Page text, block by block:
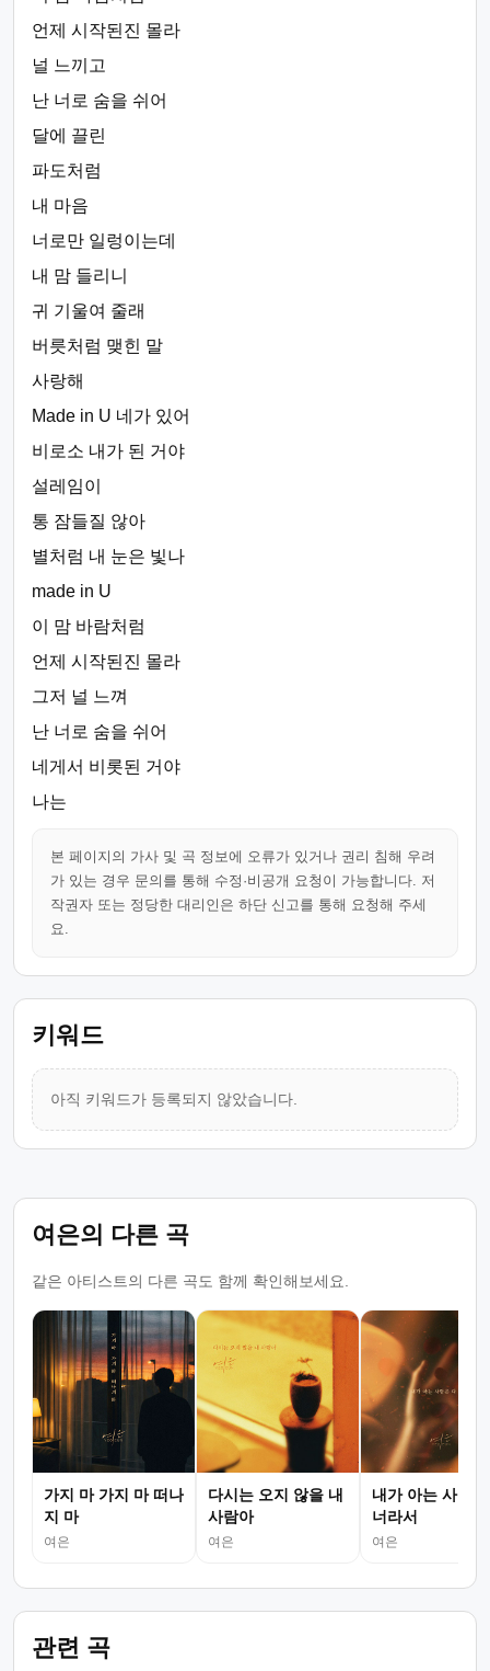
언제 시작된진 몰라
널 느끼고
난 너로 숨을 쉬어
달에 끌린
파도처럼
내 마음
너로만 일렁이는데
내 맘 들리니
귀 기울여 줄래
버릇처럼 맺힌 말
사랑해
Made in U 네가 있어
비로소 내가 된 거야
설레임이
통 잠들질 않아
별처럼 내 눈은 빛나
made in U
이 맘 바람처럼
언제 시작된진 몰라
그저 널 느껴
난 너로 숨을 쉬어
네게서 비롯된 거야
나는
본 페이지의 가사 및 곡 정보에 오류가 있거나 권리 침해 우려
가 있는 경우 문의를 통해 수정·비공개 요청이 가능합니다. 저
작권자 또는 정당한 대리인은 하단 신고를 통해 요청해 주세
요.
키워드
아직 키워드가 등록되지 않았습니다.
여은의 다른 곡
같은 아티스트의 다른 곡도 함께 확인해보세요.
가지 마 가지 마 떠나
지 마
여은
다시는 오지 않을 내
사람아
여은
내가 아는 사랑
너라서
여은
관련 곡